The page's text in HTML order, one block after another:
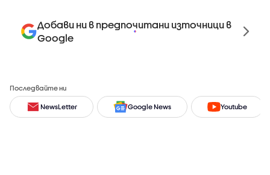
Добави ни в предпочитани източници в
Google
Последвайте ни
NewsLetter Google News Youtube